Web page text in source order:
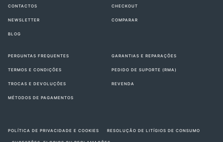
CONTACTOS
NEWSLETTER
BLOG
CHECKOUT
COMPARAR
PERGUNTAS FREQUENTES
TERMOS E CONDIÇÕES
TROCAS E DEVOLUÇÕES
MÉTODOS DE PAGAMENTOS
GARANTIAS E REPARAÇÕES
PEDIDO DE SUPORTE (RMA)
REVENDA
POLÍTICA DE PRIVACIDADE E COOKIES RESOLUÇÃO DE LITÍGIOS DE CONSUMO